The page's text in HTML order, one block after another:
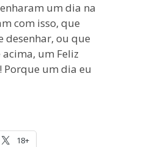
um dia na
com isso, que
desenhar, ou que
um Feliz
Porque um dia eu
18+